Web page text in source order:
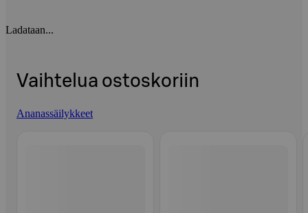
Ladataan...
Vaihtelua ostoskoriin
Ananassäilykkeet